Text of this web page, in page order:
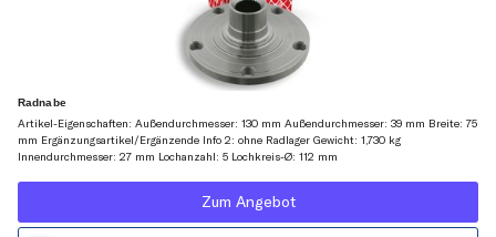
Radnabe
Artikel-Eigenschaften: Außendurchmesser: 130 mm Außendurchmesser: 39 mm Breite: 75
mm Ergänzungsartikel/Ergänzende Info 2: ohne Radlager Gewicht: 1,730 kg
Innendurchmesser: 27 mm Lochanzahl: 5 Lochkreis-Ø: 112 mm
Zum Angebot